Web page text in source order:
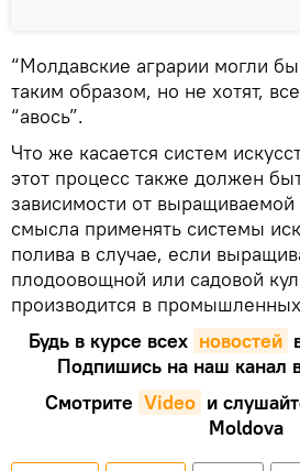
“Молдавские аграрии могли
таким образом, но не хотят,
“авось”.
Что же касается систем
этот процесс также должен
зависимости от выращиваемой
смысла применять системы
полива в случае, если
плодоовощной или садовой
производится в
Будь в курсе всех новостей
Подпишись на наш канал
Смотрите Video и
Moldova